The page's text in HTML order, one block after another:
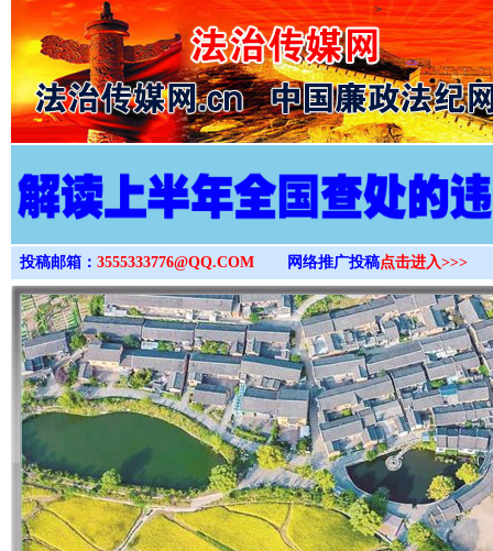
>
投稿邮箱： 3555333776@QQ.COM 网络推广投稿点击进入>>>